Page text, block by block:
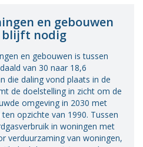
en gebouwen
blijft nodig
en gebouwen is tussen
van 30 naar 18,6
die daling vond plaats in de
de doelstelling in zicht om de
omgeving in 2030 met
opzichte van 1990. Tussen
in woningen met
verduurzaming van woningen,